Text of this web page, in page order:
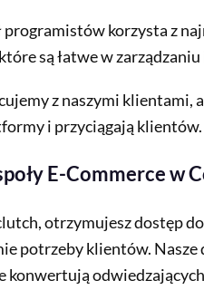
programistów korzysta z
są łatwe w
z naszymi klientami,
i przyciągają klientów.
E-Commerce w
otrzymujesz dostęp
potrzeby klientów. Nasze